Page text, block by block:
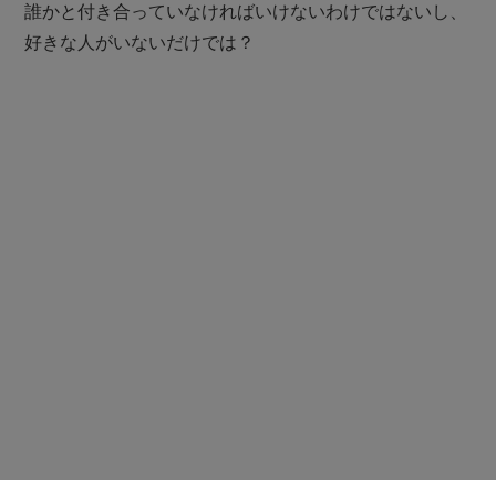
誰かと付き合っていなければいけないわけではないし、
好きな人がいないだけでは？